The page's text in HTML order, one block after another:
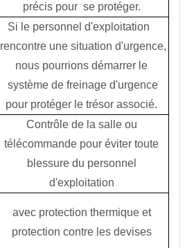
précis pour se protéger.
Si le personnel d'exploitation
rencontre une situation d'urgence,
nous pourrions démarrer le
système de freinage d'urgence
pour protéger le trésor associé.
Contrôle de la salle ou
télécommande pour éviter toute
blessure du personnel
d'exploitation
avec protection thermique et
protection contre les devises